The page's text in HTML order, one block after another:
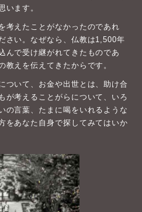
います。
考えたことがなかったのであれ
さい。なぜなら、仏教は1,500年
んで受け継がれてきたものであ
教えを伝えてきたからです。
ついて、お金や出世とは、助け合
が考えることがらについて、いろ
の言葉、たまに喝をいれるような
をあなた自身で探してみてはいか